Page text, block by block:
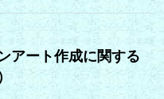
アート作成に関する